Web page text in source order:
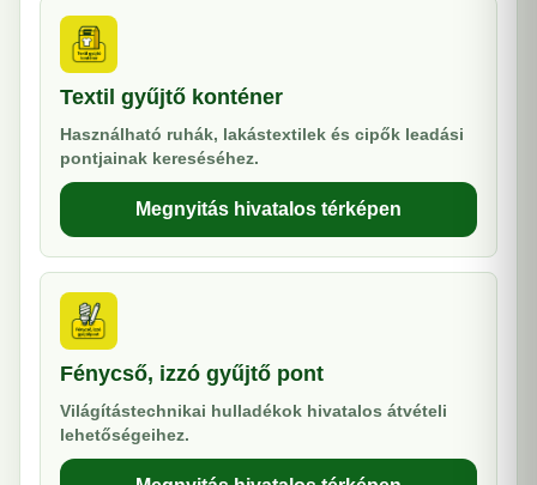
Textil gyűjtő konténer
Használható ruhák, lakástextilek és cipők leadási
pontjainak kereséséhez.
Megnyitás hivatalos térképen
Fénycső, izzó gyűjtő pont
Világítástechnikai hulladékok hivatalos átvételi
lehetőségeihez.